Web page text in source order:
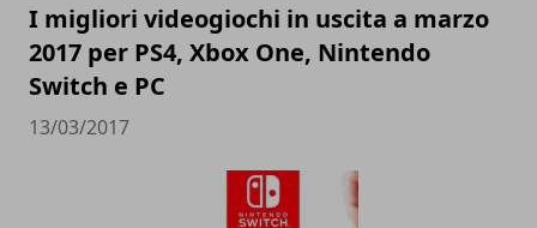
I migliori videogiochi in uscita a marzo
2017 per PS4, Xbox One, Nintendo
Switch e PC
13/03/2017